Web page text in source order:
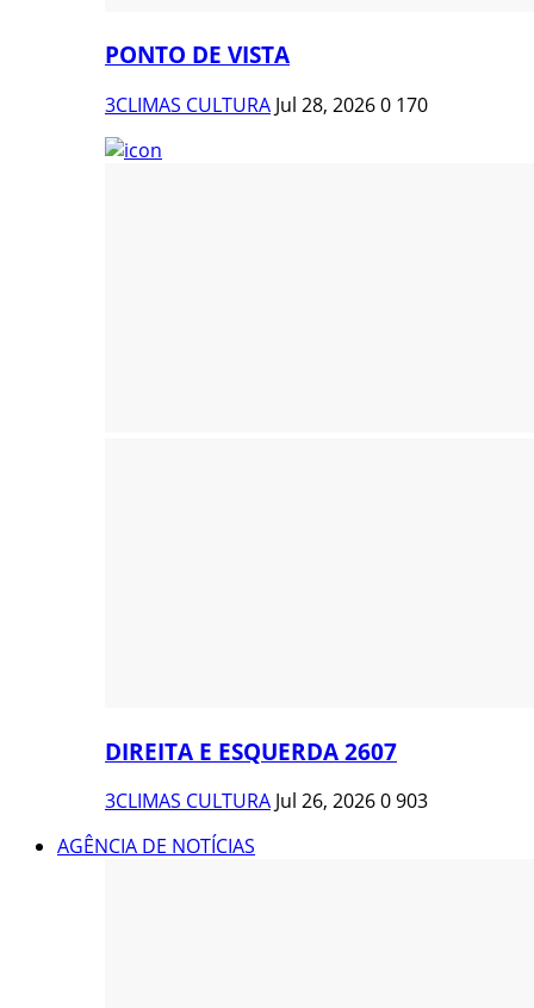
PONTO DE VISTA
3CLIMAS CULTURA Jul 28, 20260 170
DIREITA E ESQUERDA 2607
3CLIMAS CULTURA Jul 26, 20260903
AGÊNCIA DE NOTÍCIAS